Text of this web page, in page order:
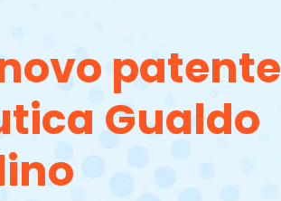
patente
Gualdo